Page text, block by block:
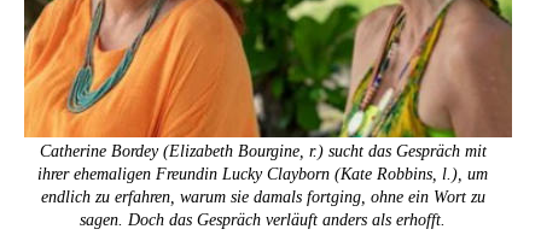
Catherine Bordey (Elizabeth Bourgine, r.) sucht das Gespräch mit
ihrer ehemaligen Freundin Lucky Clayborn (Kate Robbins, l.), um
endlich zu erfahren, warum sie damals fortging, ohne ein Wort zu
sagen. Doch das Gespräch verläuft anders als erhofft.